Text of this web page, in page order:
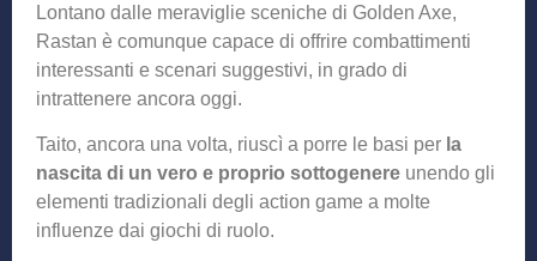
Lontano dalle meraviglie sceniche di Golden Axe,
Rastan è comunque capace di offrire combattimenti
interessanti e scenari suggestivi, in grado di
intrattenere ancora oggi.
Taito, ancora una volta, riuscì a porre le basi per la
nascita di un vero e proprio sottogenere unendo gli
elementi tradizionali degli action game a molte
influenze dai giochi di ruolo.